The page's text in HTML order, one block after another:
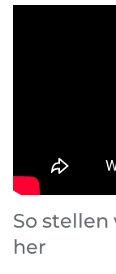
So
her